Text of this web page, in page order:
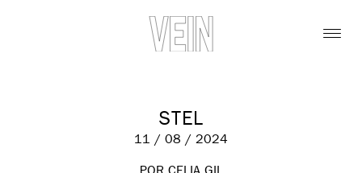
STEL
11 / 08 / 2024